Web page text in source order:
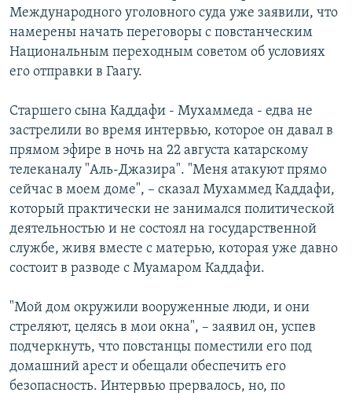
Международного уголовного суда уже заявили, что
намерены начать переговоры с повстанческим
Национальным переходным советом об условиях
его отправки в Гаагу.
Старшего сына Каддафи - Мухаммеда - едва не
застрелили во время интервью, которое он давал в
прямом эфире в ночь на 22 августа катарскому
телеканалу "Аль-Джазира". "Меня атакуют прямо
сейчас в моем доме", – сказал Мухаммед Каддафи,
который практически не занимался политической
деятельностью и не состоял на государственной
службе, живя вместе с матерью, которая уже давно
состоит в разводе с Муамаром Каддафи.
"Мой дом окружили вооруженные люди, и они
стреляют, целясь в мои окна", – заявил он, успев
подчеркнуть, что повстанцы поместили его под
домашний арест и обещали обеспечить его
безопасность. Интервью прервалось, но, по